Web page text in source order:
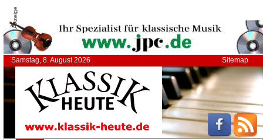
Anzeige
Samstag, 8. August 2026 Sitemap